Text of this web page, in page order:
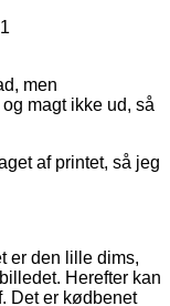
men
magt ikke ud, så
af printet, så jeg
er den lille dims,
Herefter kan
Det er kødbenet